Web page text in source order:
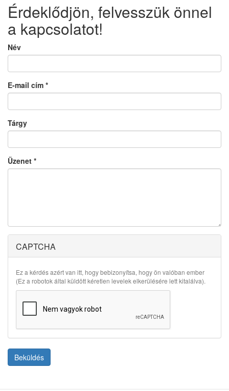
Érdeklődjön, felvesszük önnel
a kapcsolatot!
Név
E-mail cím *
Tárgy
Üzenet *
CAPTCHA
Ez a kérdés azért van itt, hogy bebizonyítsa, hogy ön valóban ember
(Ez a robotok által küldött kéretlen levelek elkerülésére lett kitalálva).
Beküldés